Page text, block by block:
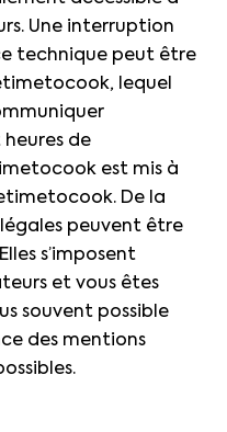
Une interruption
technique peut être
lequel
de
est mis à
De la
peuvent être
s’imposent
et vous êtes
souvent possible
des mentions